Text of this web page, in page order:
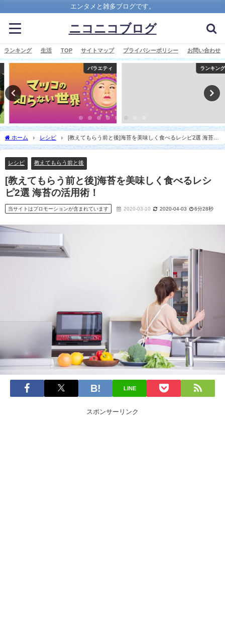
エンタメと雑多ブログです。
ニコニコブログ
ランキング 生活 TOP サイトマップ プライバシーポリシー お問い合わせ
バラエティ ランキング
ホーム レシピ
[教えてもらう前と後]海苔を美味しく食べるレシピ2選 海苔の
活用術！
レシピ 教えてもらう前と後
[教えてもらう前と後]海苔を美味しく食べるレシ
ピ2選 海苔の活用術！
当サイトはプロモーションが含まれています 2020-03-10 2020-04-03 6分28秒
LINE
スポンサーリンク